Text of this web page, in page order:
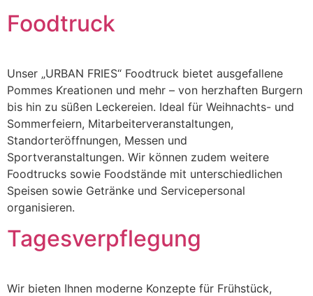
Foodtruck
Unser „URBAN FRIES“ Foodtruck bietet ausgefallene
Pommes Kreationen und mehr – von herzhaften Burgern
bis hin zu süßen Leckereien. Ideal für Weihnachts- und
Sommerfeiern, Mitarbeiterveranstaltungen,
Standorteröffnungen, Messen und
Sportveranstaltungen. Wir können zudem weitere
Foodtrucks sowie Foodstände mit unterschiedlichen
Speisen sowie Getränke und Servicepersonal
organisieren.
Tagesverpflegung
Wir bieten Ihnen moderne Konzepte für Frühstück,